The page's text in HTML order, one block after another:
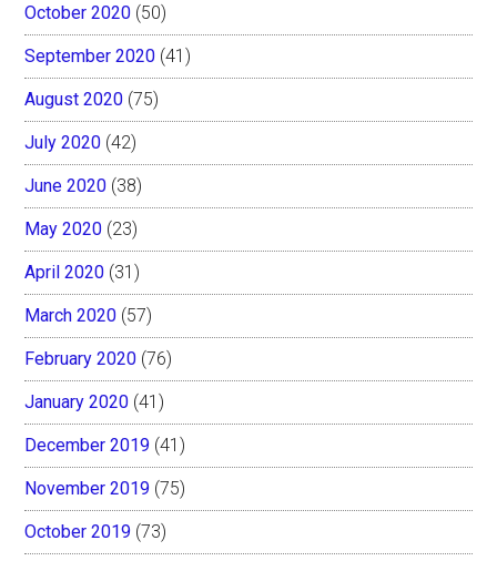
October 2020 (50)
September 2020 (41)
August 2020 (75)
July 2020 (42)
June 2020 (38)
May 2020 (23)
April 2020 (31)
March 2020 (57)
February 2020 (76)
January 2020 (41)
December 2019 (41)
November 2019 (75)
October 2019 (73)